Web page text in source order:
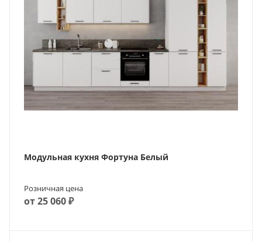
Модульная кухня Фортуна Белый
Розничная цена
от 25 060 ₽